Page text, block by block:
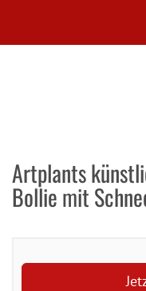
Artplants
Bollie mit